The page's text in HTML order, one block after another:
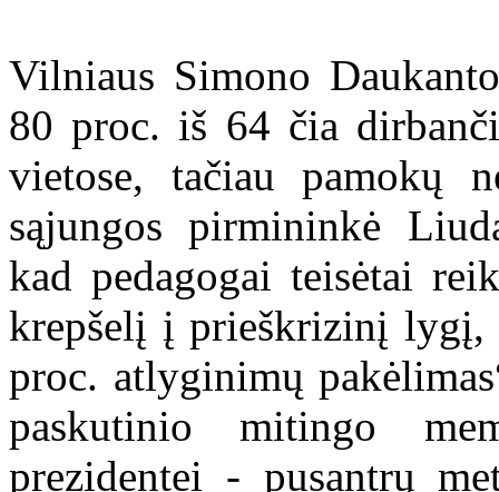
Vilniaus Simono
80 proc. iš 64 čia
vietose, tačiau pamokų
sąjungos pirmininkė
kad pedagogai teisėtai
krepšelį į prieškrizinį lygį,
proc. atlyginimų
paskutinio mitingo
prezidentei - pusantrų